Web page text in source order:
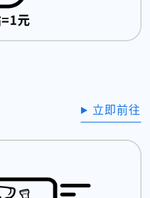
立即前往